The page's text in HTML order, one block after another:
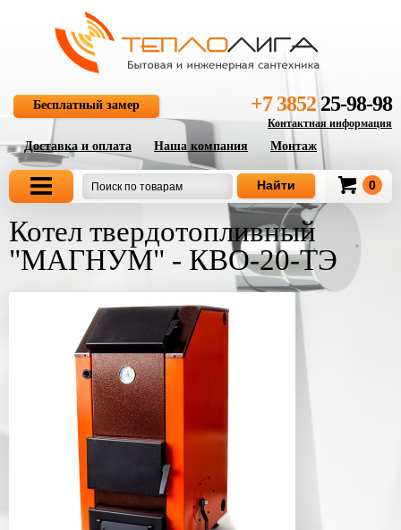
Бесплатный замер +7 385225-98-98
Контактная информация
Доставка и оплата Наша компания Монтаж
0
Котел твердотопливный
"МАГНУМ" - КВО-20-ТЭ